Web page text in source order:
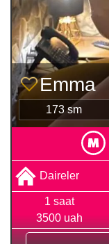
Emma
173 sm
Daireler
1 saat
3500 uah